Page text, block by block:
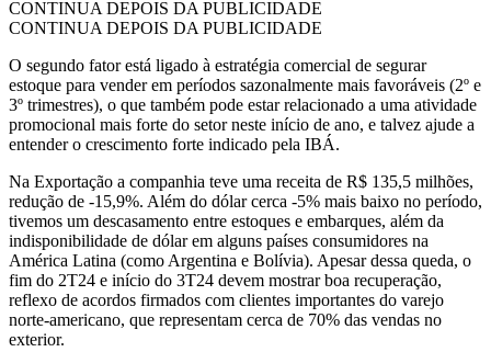
CONTINUA DEPOIS DA PUBLICIDADE
CONTINUA DEPOIS DA PUBLICIDADE
O segundo fator está ligado à estratégia comercial de segurar
estoque para vender em períodos sazonalmente mais favoráveis (2º e
3º trimestres), o que também pode estar relacionado a uma atividade
promocional mais forte do setor neste início de ano, e talvez ajude a
entender o crescimento forte indicado pela IBÁ.
Na Exportação a companhia teve uma receita de R$ 135,5 milhões,
redução de -15,9%. Além do dólar cerca -5% mais baixo no período,
tivemos um descasamento entre estoques e embarques, além da
indisponibilidade de dólar em alguns países consumidores na
América Latina (como Argentina e Bolívia). Apesar dessa queda, o
fim do 2T24 e início do 3T24 devem mostrar boa recuperação,
reflexo de acordos firmados com clientes importantes do varejo
norte-americano, que representam cerca de 70% das vendas no
exterior.